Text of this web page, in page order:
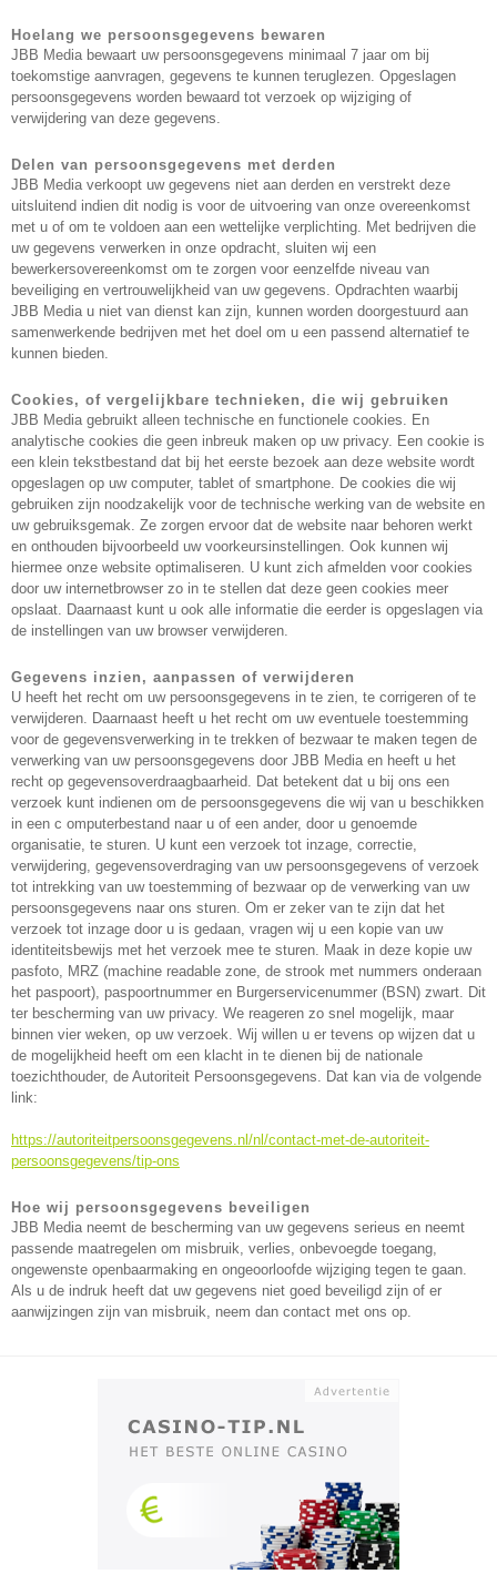
Hoelang we persoonsgegevens bewaren
JBB Media bewaart uw persoonsgegevens minimaal 7 jaar om bij
toekomstige aanvragen, gegevens te kunnen teruglezen. Opgeslagen
persoonsgegevens worden bewaard tot verzoek op wijziging of
verwijdering van deze gegevens.
Delen van persoonsgegevens met derden
JBB Media verkoopt uw gegevens niet aan derden en verstrekt deze
uitsluitend indien dit nodig is voor de uitvoering van onze overeenkomst
met u of om te voldoen aan een wettelijke verplichting. Met bedrijven die
uw gegevens verwerken in onze opdracht, sluiten wij een
bewerkersovereenkomst om te zorgen voor eenzelfde niveau van
beveiliging en vertrouwelijkheid van uw gegevens. Opdrachten waarbij
JBB Media u niet van dienst kan zijn, kunnen worden doorgestuurd aan
samenwerkende bedrijven met het doel om u een passend alternatief te
kunnen bieden.
Cookies, of vergelijkbare technieken, die wij gebruiken
JBB Media gebruikt alleen technische en functionele cookies. En
analytische cookies die geen inbreuk maken op uw privacy. Een cookie is
een klein tekstbestand dat bij het eerste bezoek aan deze website wordt
opgeslagen op uw computer, tablet of smartphone. De cookies die wij
gebruiken zijn noodzakelijk voor de technische werking van de website en
uw gebruiksgemak. Ze zorgen ervoor dat de website naar behoren werkt
en onthouden bijvoorbeeld uw voorkeursinstellingen. Ook kunnen wij
hiermee onze website optimaliseren. U kunt zich afmelden voor cookies
door uw internetbrowser zo in te stellen dat deze geen cookies meer
opslaat. Daarnaast kunt u ook alle informatie die eerder is opgeslagen via
de instellingen van uw browser verwijderen.
Gegevens inzien, aanpassen of verwijderen
U heeft het recht om uw persoonsgegevens in te zien, te corrigeren of te
verwijderen. Daarnaast heeft u het recht om uw eventuele toestemming
voor de gegevensverwerking in te trekken of bezwaar te maken tegen de
verwerking van uw persoonsgegevens door JBB Media en heeft u het
recht op gegevensoverdraagbaarheid. Dat betekent dat u bij ons een
verzoek kunt indienen om de persoonsgegevens die wij van u beschikken
in een c omputerbestand naar u of een ander, door u genoemde
organisatie, te sturen. U kunt een verzoek tot inzage, correctie,
verwijdering, gegevensoverdraging van uw persoonsgegevens of verzoek
tot intrekking van uw toestemming of bezwaar op de verwerking van uw
persoonsgegevens naar ons sturen. Om er zeker van te zijn dat het
verzoek tot inzage door u is gedaan, vragen wij u een kopie van uw
identiteitsbewijs met het verzoek mee te sturen. Maak in deze kopie uw
pasfoto, MRZ (machine readable zone, de strook met nummers onderaan
het paspoort), paspoortnummer en Burgerservicenummer (BSN) zwart. Dit
ter bescherming van uw privacy. We reageren zo snel mogelijk, maar
binnen vier weken, op uw verzoek. Wij willen u er tevens op wijzen dat u
de mogelijkheid heeft om een klacht in te dienen bij de nationale
toezichthouder, de Autoriteit Persoonsgegevens. Dat kan via de volgende
link:
https://autoriteitpersoonsgegevens.nl/nl/contact-met-de-autoriteit-
persoonsgegevens/tip-ons
Hoe wij persoonsgegevens beveiligen
JBB Media neemt de bescherming van uw gegevens serieus en neemt
passende maatregelen om misbruik, verlies, onbevoegde toegang,
ongewenste openbaarmaking en ongeoorloofde wijziging tegen te gaan.
Als u de indruk heeft dat uw gegevens niet goed beveiligd zijn of er
aanwijzingen zijn van misbruik, neem dan contact met ons op.